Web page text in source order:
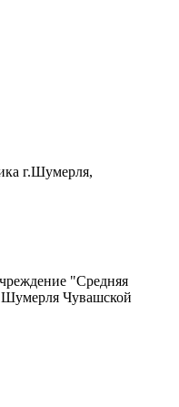
г.Шумерля,
"Средняя
Чувашской